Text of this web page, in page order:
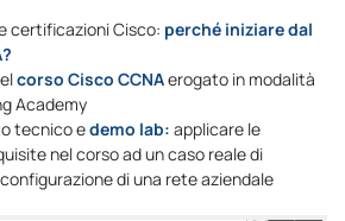
certificazioni Cisco: perché iniziare dal
corso Cisco CCNAerogato in modalità
Academy
tecnico edemo lab: applicare le
nel corso ad un caso reale di
di una rete aziendale